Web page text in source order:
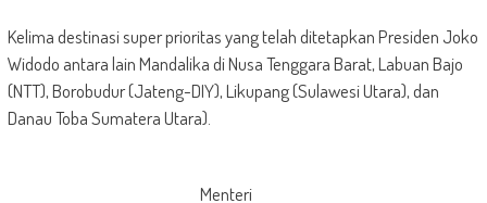
Kelima destinasi super prioritas yang telah ditetapkan Presiden Joko
Widodo antara lain Mandalika di Nusa Tenggara Barat, Labuan Bajo
(NTT), Borobudur (Jateng-DIY), Likupang (Sulawesi Utara), dan
Danau Toba Sumatera Utara).
Menteri